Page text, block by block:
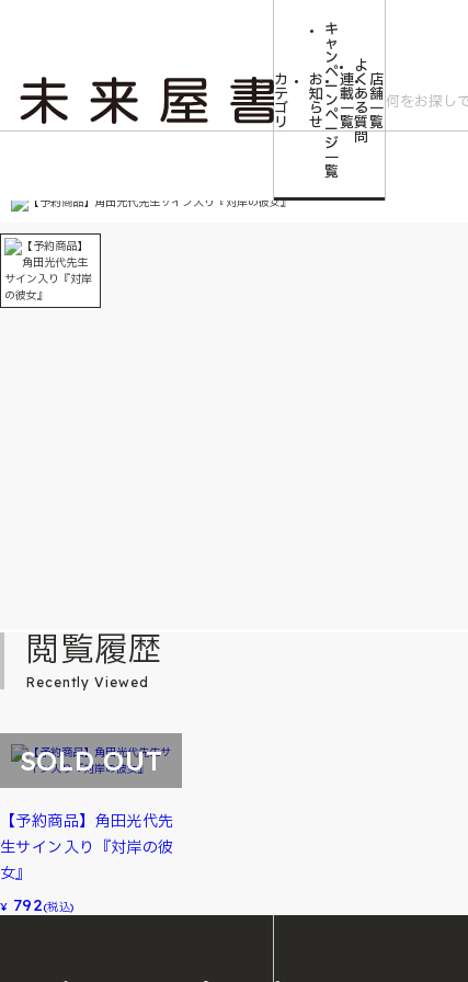
カ
テ
ゴ
リ
お
知
ら
せ
キ
ャ
ン
ペ
ー
ン
ペ
ー
ジ
一
覧
連
載
一
覧
よ
く
あ
る
質
問
店
舗
一
覧
【予約商品】角田光代先生サイン入り『対岸の彼女』
閲覧履歴
Recently Viewed
SOLD OUT
【予約商品】角田光代先
生サイン入り『対岸の彼
女』
¥ 792(税込)